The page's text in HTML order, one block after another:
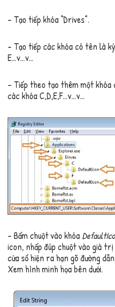
– Tạo tiếp khóa “Drives”.
– Tạo tiếp các khóa có tên là
E…v…v…
– Tiếp theo tạo thêm một khóa
các khóa C,D,E,F…v…v…
– Bấm chuột vào khóa
icon, nhấp đúp chuột vào giá trị
cửa sổ hiện ra hạn gõ đường
Xem hình minh họa bên dưới.